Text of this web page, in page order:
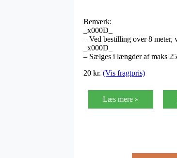
Bemærk:
_x000D_
– Ved bestilling over 8
_x000D_
– Sælges i længder af maks
20 kr. (Vis fragtpris)
Læs mere »